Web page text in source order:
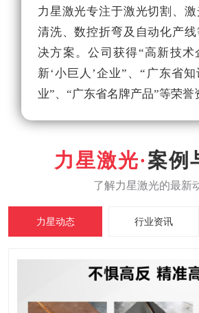
力星激光专注于激光切割、
清洗、数控折弯及自动化产
决方案。公司获得“高新技术
新‘小巨人’企业”、“广东省
业”、“广东省名牌产品”等荣誉
案例
力星动态 行业资讯